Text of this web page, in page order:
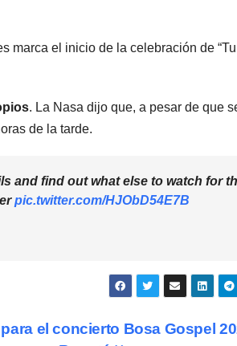
marca el inicio de la celebración de “Tu
. La Nasa dijo que, a pesar de que
de la tarde.
and find out what else to watch for
pic.twitter.com/HJObD54E7B
el concierto Bosa Gospel